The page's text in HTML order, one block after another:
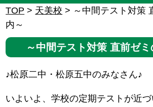
TOP > 天美校 > ～中間テスト対策
内～
～中間テスト対策 直前ゼミ
♪松原二中・松原五中のみなさん♪
いよいよ、学校の定期テストが近